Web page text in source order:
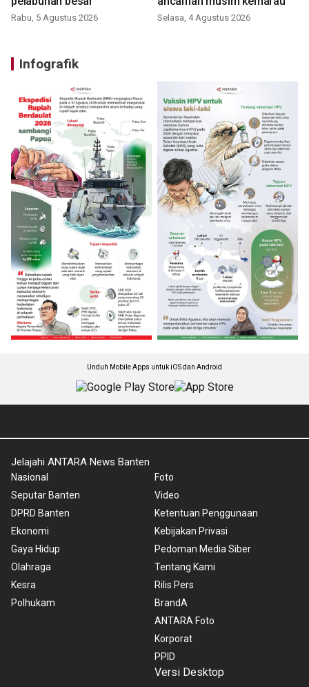
Rabu, 5 Agustus 2026 Selasa, 4 Agustus 2026
Infografik
Unduh Mobile Apps untuk iOS dan Android
Jelajahi ANTARA News Banten
Nasional
Seputar Banten
DPRD Banten
Ekonomi
Gaya Hidup
Olahraga
Kesra
Polhukam
Foto
Video
Ketentuan Penggunaan
Kebijakan Privasi
Pedoman Media Siber
Tentang Kami
Rilis Pers
BrandA
ANTARA Foto
Korporat
PPID
Versi Desktop